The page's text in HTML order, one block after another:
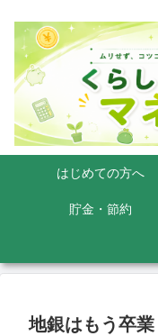
はじめての方へ
貯金・節約
地銀はもう卒